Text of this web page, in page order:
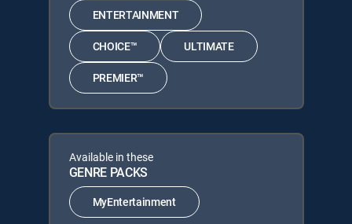
ENTERTAINMENT
CHOICE™ ULTIMATE
PREMIER™
Available in these
GENRE PACKS
MyEntertainment